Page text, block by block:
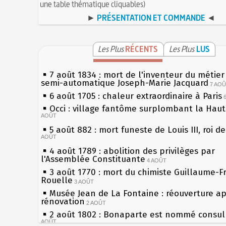
une table thématique cliquables)
► PRÉSENTATION ET COMMANDE ◄
Les PlusRÉCENTS Les Plus LUS
7 août 1834 : mort de l'inventeur du
semi-automatique Joseph-Marie Jacquard 7
6 août 1705 : chaleur extraordinaire à Paris
Occi : village fantôme surplombant la
AOÛT
5 août 882 : mort funeste de Louis III, roi
AOÛT
4 août 1789 : abolition des privilèges par
l'Assemblée Constituante 4 AOÛT
3 août 1770 : mort du chimiste Guillaume-
Rouelle 3 AOÛT
Musée Jean de La Fontaine : réouverture
rénovation 2 AOÛT
2 août 1802 : Bonaparte est nommé